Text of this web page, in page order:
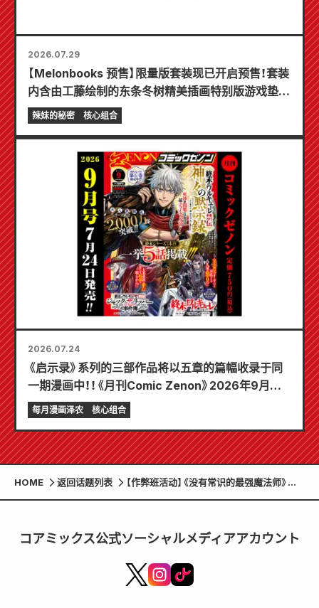
2026.07.29
【Melonbooks 预售】限量版套装现已开启预售！套装
内含由工藤绘制的东条冬树精美插画特别版游戏垫！
《辣妹新娘的秘密》最新第6卷将于10月20日发售！
辣妹的秘密 核心组合
2026.07.24
《启示录》系列的三部作品将以五章的篇幅收录于同
一期漫画中！！《月刊Comic Zenon》2026年9月刊
将于7月24日发售！！
每月漫画泽农 核心组合
HOME 返回话题列表
【作弊班活动】《没有常识的最强魔法师》海
报赠送！纪念第一卷发行
コアミックス公式ソーシャルメディアアカウント